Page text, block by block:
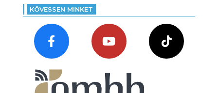
KÖVESSEN MINKET